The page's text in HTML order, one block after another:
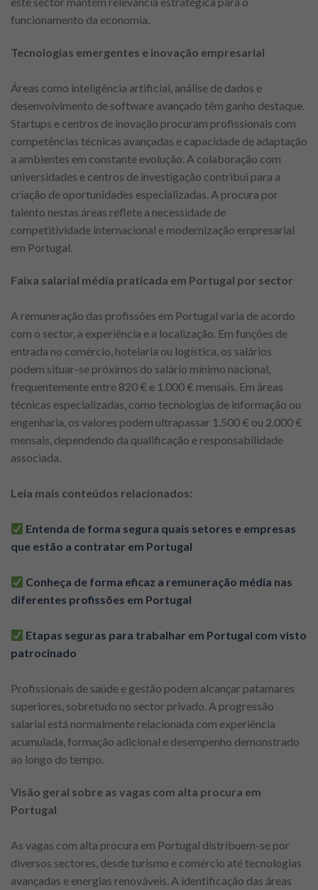
funcionamento da economia.
Tecnologias emergentes e inovação empresarial
Áreas como inteligência artificial, análise de dados e
desenvolvimento de software avançado têm ganho destaque.
Startups e centros de inovação procuram profissionais com
competências técnicas avançadas e capacidade de adaptação
a ambientes em constante evolução. A colaboração com
universidades e centros de investigação contribui para a
criação de oportunidades especializadas. A procura por
talento nestas áreas reflete a necessidade de
competitividade internacional e modernização empresarial
em Portugal.
Faixa salarial média praticada em Portugal por sector
A remuneração das profissões em Portugal varia de acordo
com o sector, a experiência e a localização. Em funções de
entrada no comércio, hotelaria ou logística, os salários
podem situar-se próximos do salário mínimo nacional,
frequentemente entre 820 € e 1.000 € mensais. Em áreas
técnicas especializadas, como tecnologias de informação ou
engenharia, os valores podem ultrapassar 1.500 € ou 2.000 €
mensais, dependendo da qualificação e responsabilidade
associada.
Leia mais conteúdos relacionados:
Entenda de forma segura quais setores e empresas
que estão a contratar em Portugal
Conheça de forma eficaz a remuneração média nas
diferentes profissões em Portugal
Etapas seguras para trabalhar em Portugal com visto
patrocinado
Profissionais de saúde e gestão podem alcançar patamares
superiores, sobretudo no sector privado. A progressão
salarial está normalmente relacionada com experiência
acumulada, formação adicional e desempenho demonstrado
ao longo do tempo.
Visão geral sobre as vagas com alta procura em
Portugal
As vagas com alta procura em Portugal distribuem-se por
diversos sectores, desde turismo e comércio até tecnologias
avançadas e energias renováveis. A identificação das áreas